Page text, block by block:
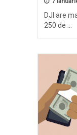
DJI are
250 de …